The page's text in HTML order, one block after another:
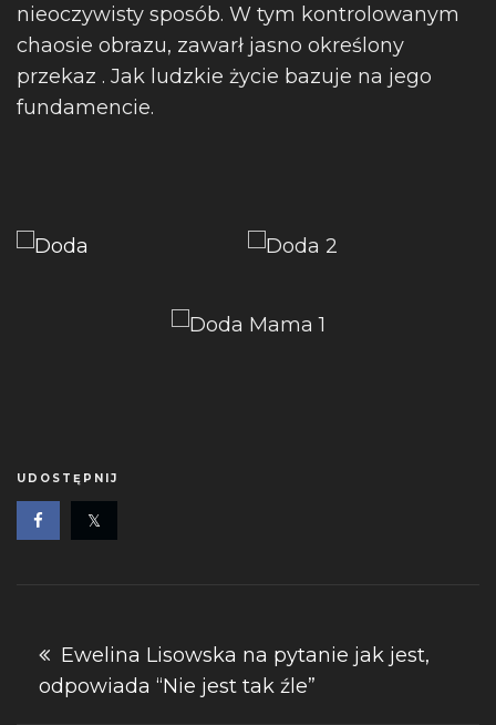
nieoczywisty sposób. W tym kontrolowanym
chaosie obrazu, zawarł jasno określony
przekaz . Jak ludzkie życie bazuje na jego
fundamencie.
UDOSTĘPNIJ
Nawigacja
wpisu
Ewelina Lisowska na pytanie jak jest,
odpowiada “Nie jest tak źle”